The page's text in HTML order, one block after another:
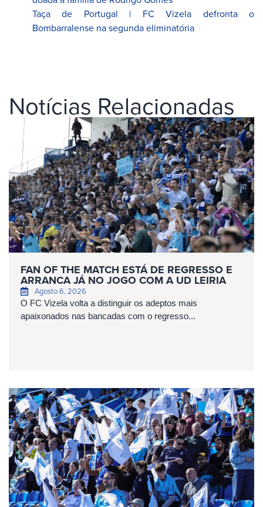
Taça de Portugal | FC Vizela defronta o
Bombarralense na segunda eliminatória
Notícias Relacionadas
FAN OF THE MATCH ESTÁ DE REGRESSO E
ARRANCA JÁ NO JOGO COM A UD LEIRIA
Agosto 6, 2026
O FC Vizela volta a distinguir os adeptos mais
apaixonados nas bancadas com o regresso...